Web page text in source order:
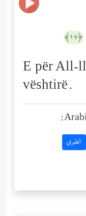
﴿١٧﴾
E për All-
vështirë.
الطبري